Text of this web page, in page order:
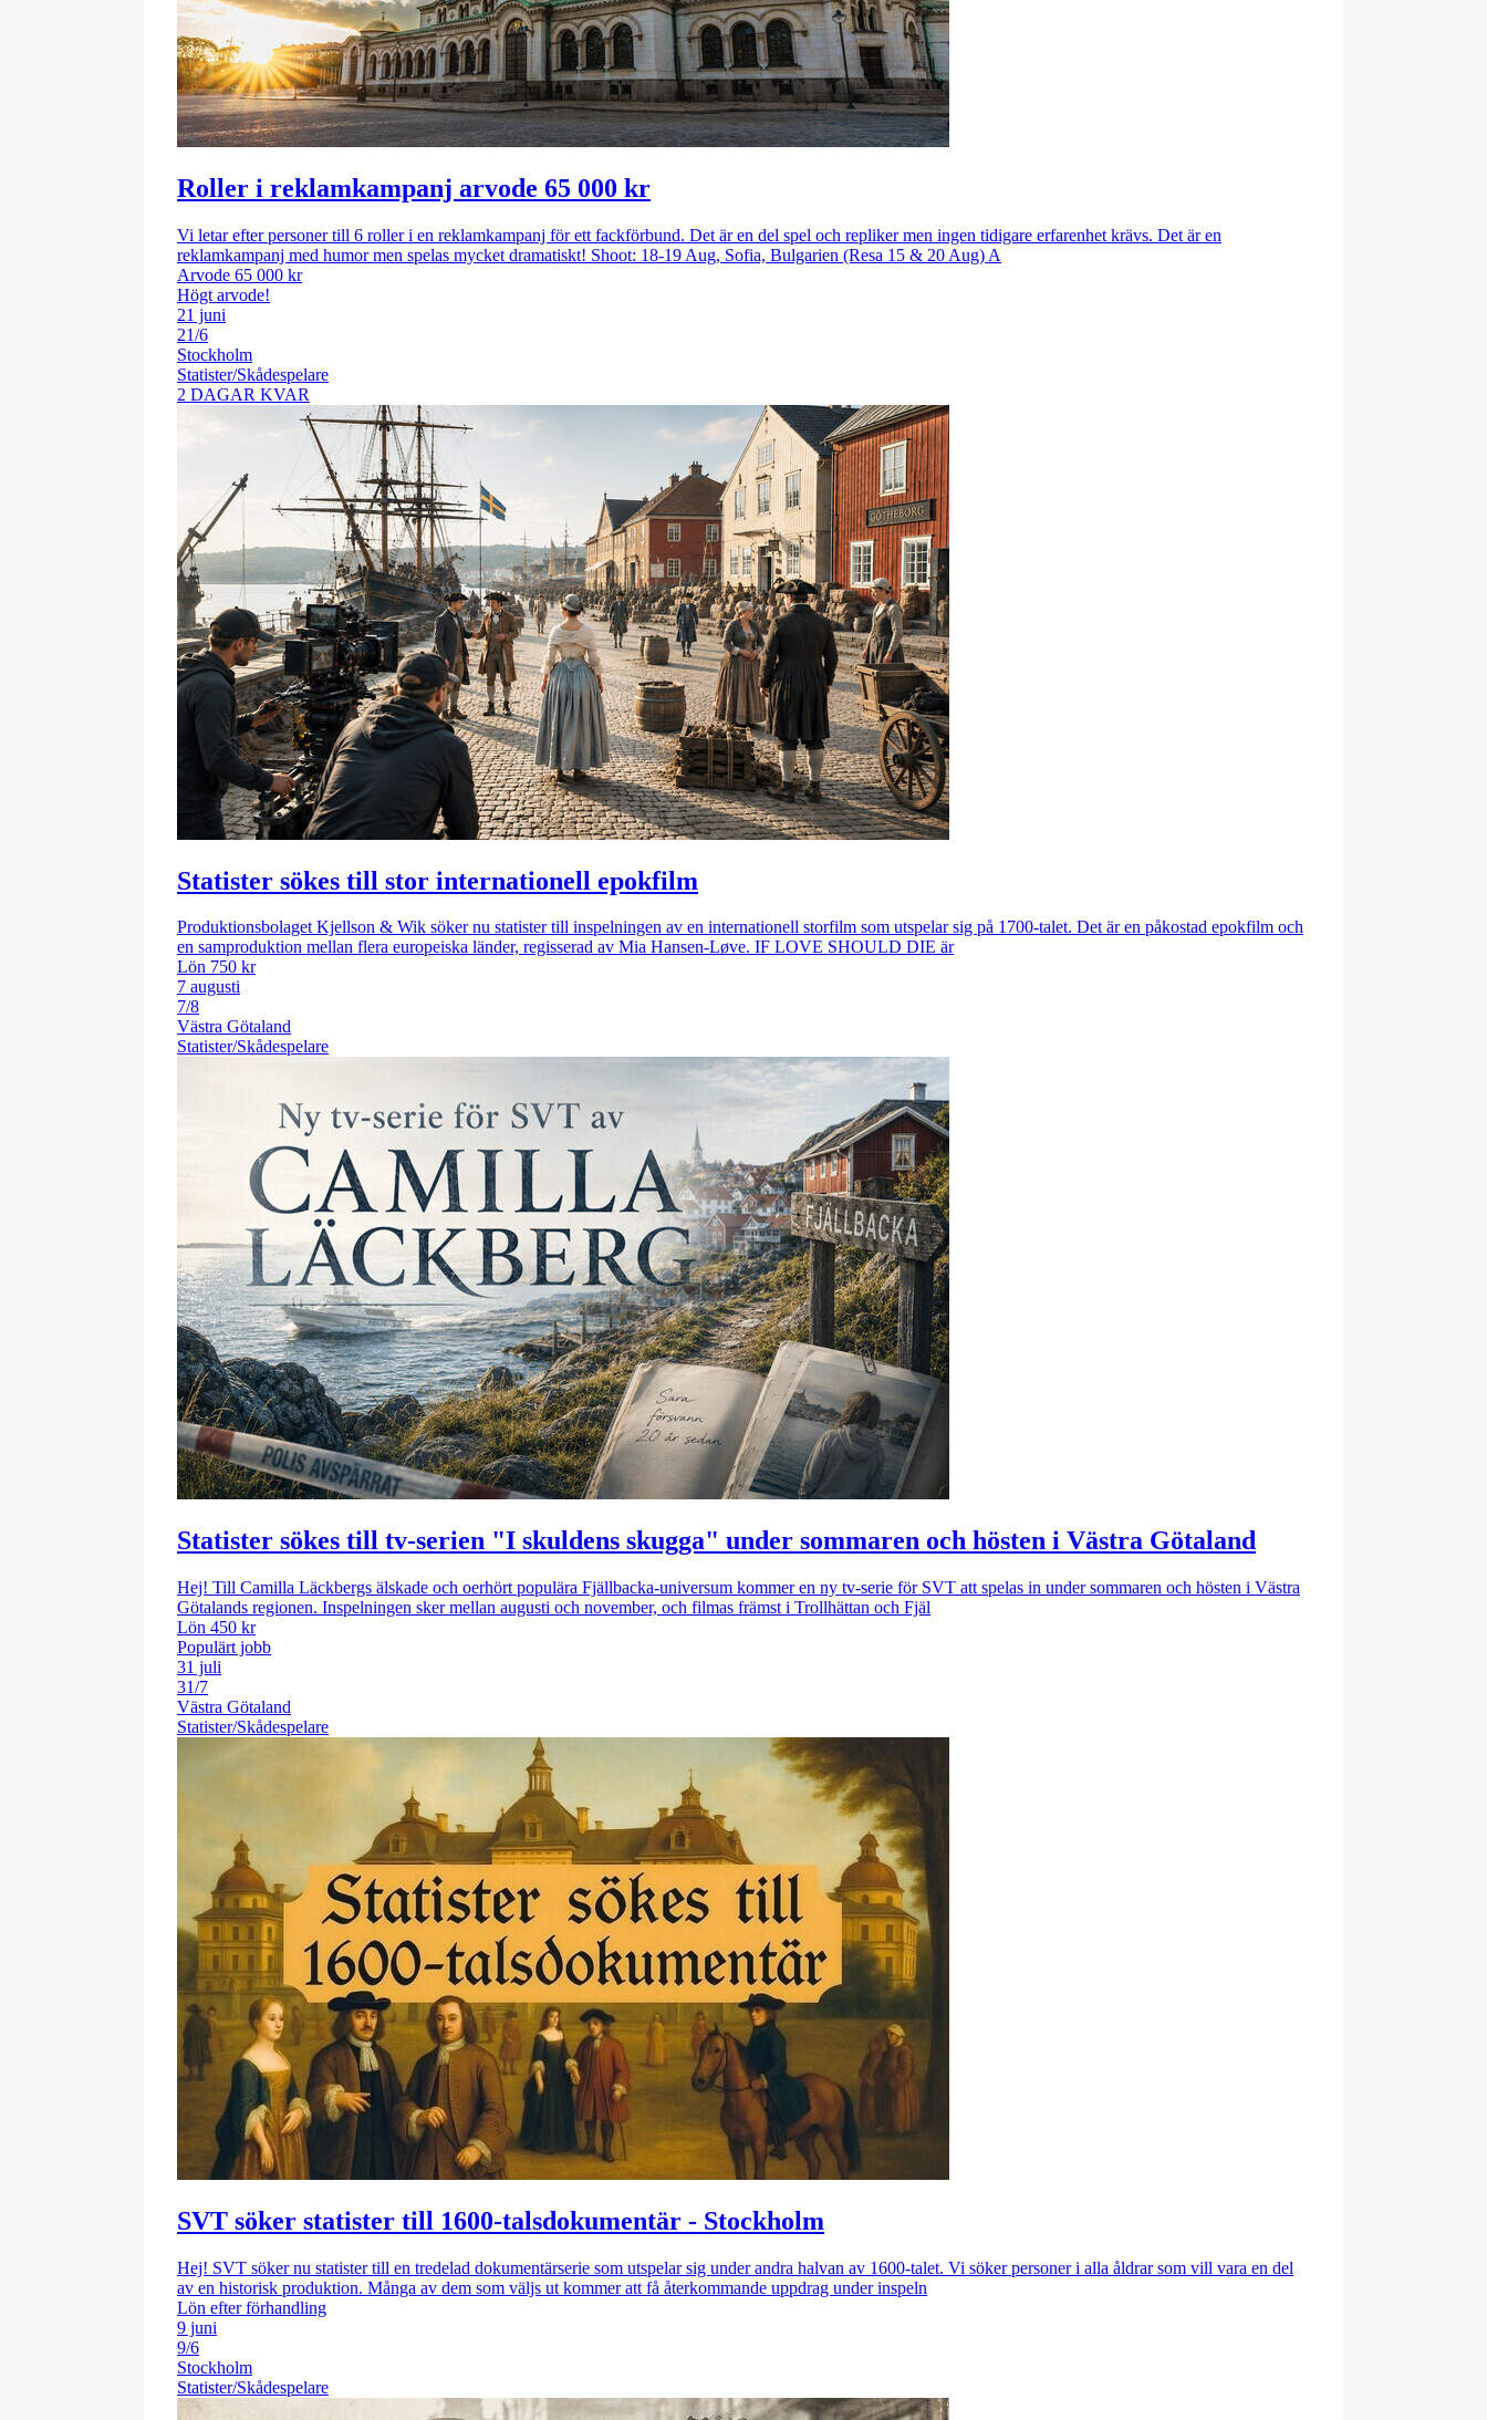
Roller i reklamkampanj arvode 65 000 kr
Vi letar efter personer till 6 roller i en reklamkampanj för ett fackförbund. Det är en del spel och repliker men ingen tidigare erfarenhet krävs. Det är en
reklamkampanj med humor men spelas mycket dramatiskt! Shoot: 18-19 Aug, Sofia, Bulgarien (Resa 15 & 20 Aug) A
Arvode 65 000 kr
Högt arvode!
21 juni
21/6
Stockholm
Statister/Skådespelare
2 DAGAR KVAR
Statister sökes till stor internationell epokfilm
Produktionsbolaget Kjellson & Wik söker nu statister till inspelningen av en internationell storfilm som utspelar sig på 1700-talet. Det är en påkostad epokfilm och
en samproduktion mellan flera europeiska länder, regisserad av Mia Hansen-Løve. IF LOVE SHOULD DIE är
Lön 750 kr
7 augusti
7/8
Västra Götaland
Statister/Skådespelare
Statister sökes till tv-serien "I skuldens skugga" under sommaren och hösten i Västra Götaland
Hej! Till Camilla Läckbergs älskade och oerhört populära Fjällbacka-universum kommer en ny tv-serie för SVT att spelas in under sommaren och hösten i Västra
Götalands regionen. Inspelningen sker mellan augusti och november, och filmas främst i Trollhättan och Fjäl
Lön 450 kr
Populärt jobb
31 juli
31/7
Västra Götaland
Statister/Skådespelare
SVT söker statister till 1600-talsdokumentär - Stockholm
Hej! SVT söker nu statister till en tredelad dokumentärserie som utspelar sig under andra halvan av 1600-talet. Vi söker personer i alla åldrar som vill vara en del
av en historisk produktion. Många av dem som väljs ut kommer att få återkommande uppdrag under inspeln
Lön efter förhandling
9 juni
9/6
Stockholm
Statister/Skådespelare